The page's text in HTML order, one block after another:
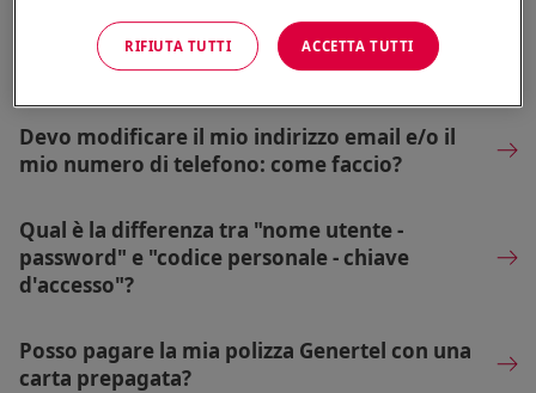
Chi può guidare il mio veicolo? Esiste una
guida esclusiva?
Devo modificare il mio indirizzo email e/o il
mio numero di telefono: come faccio?
Qual è la differenza tra "nome utente -
password" e "codice personale - chiave
d'accesso"?
Posso pagare la mia polizza Genertel con una
carta prepagata?
RIFIUTA TUTTI ACCETTA TUTTI